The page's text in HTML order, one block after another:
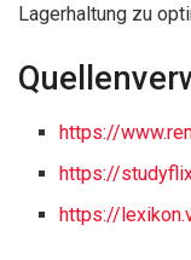
Lagerhaltung zu
https://
https://
https://